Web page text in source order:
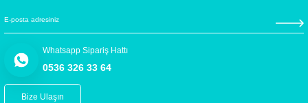
Whatsapp Sipariş Hattı
0536 326 33 64
Bize Ulaşın